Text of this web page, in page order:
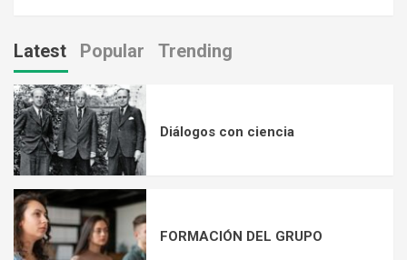
Latest Popular Trending
Diálogos con ciencia
FORMACIÓN DEL GRUPO